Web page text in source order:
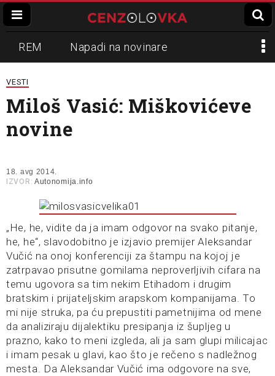
REM Napadi na novinare
Zvučni top
Propaganda Lokalni mediji
Informer
VESTI
Miloš Vasić: Miškovićeve
novine
18. avg 2014.
IZVOR: Autonomija.info
„He, he, vidite da ja imam odgovor na svako pitanje,
he, he“, slavodobitno je izjavio premijer Aleksandar
Vučić na onoj konferenciji za štampu na kojoj je
zatrpavao prisutne gomilama neproverljivih cifara na
temu ugovora sa tim nekim Etihadom i drugim
bratskim i prijateljskim arapskom kompanijama. To
mi nije struka, pa ću prepustiti pametnijima od mene
da analiziraju dijalektiku presipanja iz šupljeg u
prazno, kako to meni izgleda, ali ja sam glupi milicajac
i imam pesak u glavi, kao što je rečeno s nadležnog
mesta. Da Aleksandar Vučić ima odgovore na sve,